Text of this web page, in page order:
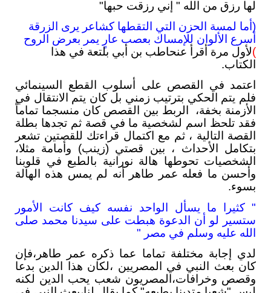
لها رزق من الله " إني رزقت حبها"
(أما لمسة الحزن التي التقطها كشاعر يرى الزرقة
أسرع الألوان للإمساك بعصب عارٍ يمر بعرض الروح
)لأول مرة أقرأ عنحاطب بن أبي بلتعة في هذا
الكتاب.
اعتمد في القصص على أسلوب القطع السينمائي
فلم يتم الحكي بترتيب زمني بل كان يتم الانتقال في
الأزمنة بخفة، الربط بين القصص كان منسجما تماماً
فقد تلحظ اسم لشخصية ما في قصة ثم تجدها بطلة
القصة التالية ، ثم مع اكتمال قراءتك للقصتين تشعر
بتكامل الأحداث ، بين قصتي (زينب) وأمامة مثلا،
الشخصيات تحوطها هالة نورانية بالطبع في قلوبنا
وأحسن ما فعله عمر طاهر أنه لم يمس هذه الهالة
بسوء.
" كثيرا ما يسأل الواحد نفسه كيف كانت الأمور
ستسير لو أن الدعوة هبطت على سيدنا محمد صلى
الله عليه وسلم في مصر "
لدي إجابة مختلفة تماما عما ذكره عمر طاهر،فإن
كان بعث النبي في المصريين ،لكان هذا الدين بدعا
وقصص وخرافات،المصريون شعب يحب الدين لكنه